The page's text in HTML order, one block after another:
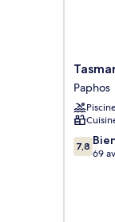
Tasmaria
Paphos
Paphos
7.8
sur
7,8
69